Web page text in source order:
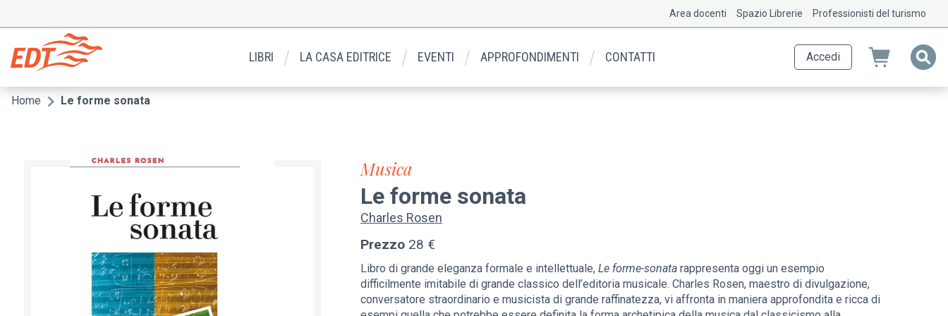
contenuto
principale
Menu
secondario
Area docenti Spazio Librerie Professionisti del turismo
LIBRI LA CASA EDITRICE EVENTI APPROFONDIMENTI CONTATTI Accedi
Briciole
Home Le forme sonata
Musica
Le forme sonata
Charles Rosen
Prezzo 28 €
Libro di grande eleganza formale e intellettuale, Le forme-sonatarappresenta oggi un esempio
difficilmente imitabile di grande classico dell’editoria musicale. Charles Rosen, maestro di divulgazione,
conversatore straordinario e musicista di grande raffinatezza, vi affronta in maniera approfondita e ricca di